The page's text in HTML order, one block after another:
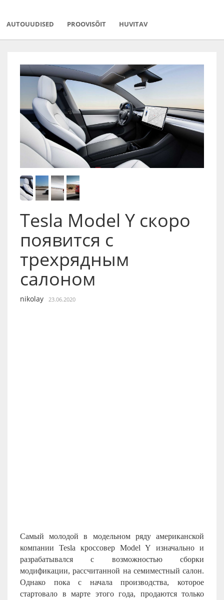
AUTOUUDISED PROOVISÕIT HUVITAV
Tesla Model Y скоро
появится с
трехрядным
салоном
nikolay 23.06.2020
Самый молодой в модельном ряду американской
компанииTesla кроссоверModel Y
изначально и
разрабатывался с возможностью сборки
модификации, рассчитанной на семиместный салон.
Однако пока с начала производства, которое
стартовало в марте этого года, продаются только